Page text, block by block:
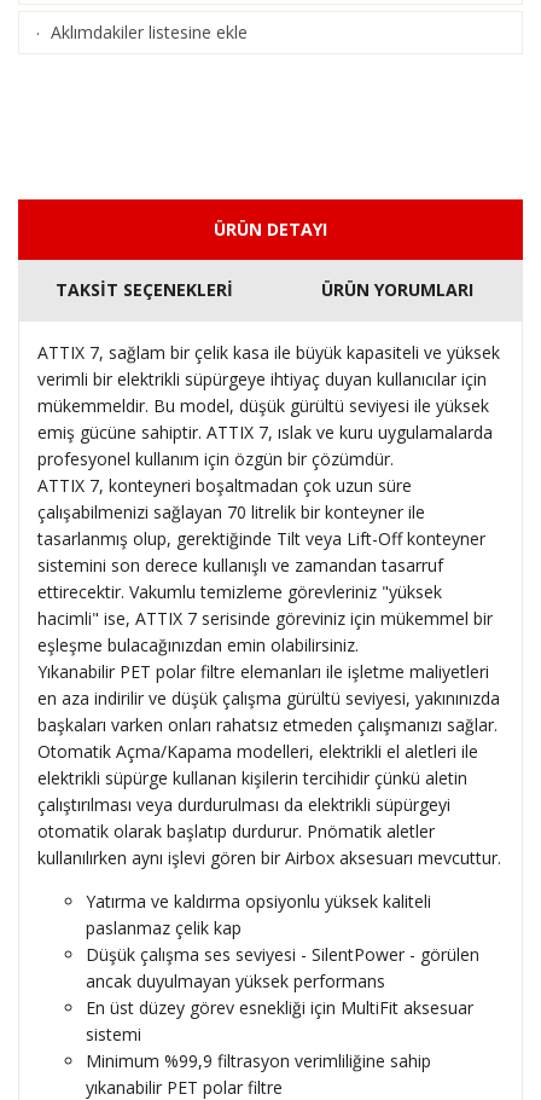
· Aklımdakiler listesine ekle
ÜRÜN DETAYI
TAKSİT SEÇENEKLERİ ÜRÜN YORUMLARI
ATTIX 7, sağlam bir çelik kasa ile büyük kapasiteli ve yüksek
verimli bir elektrikli süpürgeye ihtiyaç duyan kullanıcılar için
mükemmeldir. Bu model, düşük gürültü seviyesi ile yüksek
emiş gücüne sahiptir. ATTIX 7, ıslak ve kuru uygulamalarda
profesyonel kullanım için özgün bir çözümdür.
ATTIX 7, konteyneri boşaltmadan çok uzun süre
çalışabilmenizi sağlayan 70 litrelik bir konteyner ile
tasarlanmış olup, gerektiğinde Tilt veya Lift-Off konteyner
sistemini son derece kullanışlı ve zamandan tasarruf
ettirecektir. Vakumlu temizleme görevleriniz "yüksek
hacimli" ise, ATTIX 7 serisinde göreviniz için mükemmel bir
eşleşme bulacağınızdan emin olabilirsiniz.
Yıkanabilir PET polar filtre elemanları ile işletme maliyetleri
en aza indirilir ve düşük çalışma gürültü seviyesi, yakınınızda
başkaları varken onları rahatsız etmeden çalışmanızı sağlar.
Otomatik Açma/Kapama modelleri, elektrikli el aletleri ile
elektrikli süpürge kullanan kişilerin tercihidir çünkü aletin
çalıştırılması veya durdurulması da elektrikli süpürgeyi
otomatik olarak başlatıp durdurur. Pnömatik aletler
kullanılırken aynı işlevi gören bir Airbox aksesuarı mevcuttur.
Yatırma ve kaldırma opsiyonlu yüksek kaliteli
paslanmaz çelik kap
Düşük çalışma ses seviyesi - SilentPower - görülen
ancak duyulmayan yüksek performans
En üst düzey görev esnekliği için MultiFit aksesuar
sistemi
Minimum %99,9 filtrasyon verimliliğine sahip
yıkanabilir PET polar filtre